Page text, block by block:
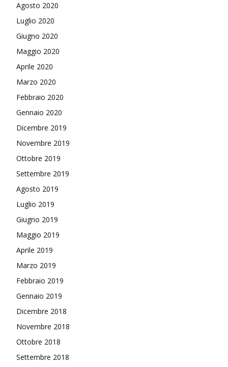
Agosto 2020
Luglio 2020
Giugno 2020
Maggio 2020
Aprile 2020
Marzo 2020
Febbraio 2020
Gennaio 2020
Dicembre 2019
Novembre 2019
Ottobre 2019
Settembre 2019
Agosto 2019
Luglio 2019
Giugno 2019
Maggio 2019
Aprile 2019
Marzo 2019
Febbraio 2019
Gennaio 2019
Dicembre 2018
Novembre 2018
Ottobre 2018
Settembre 2018